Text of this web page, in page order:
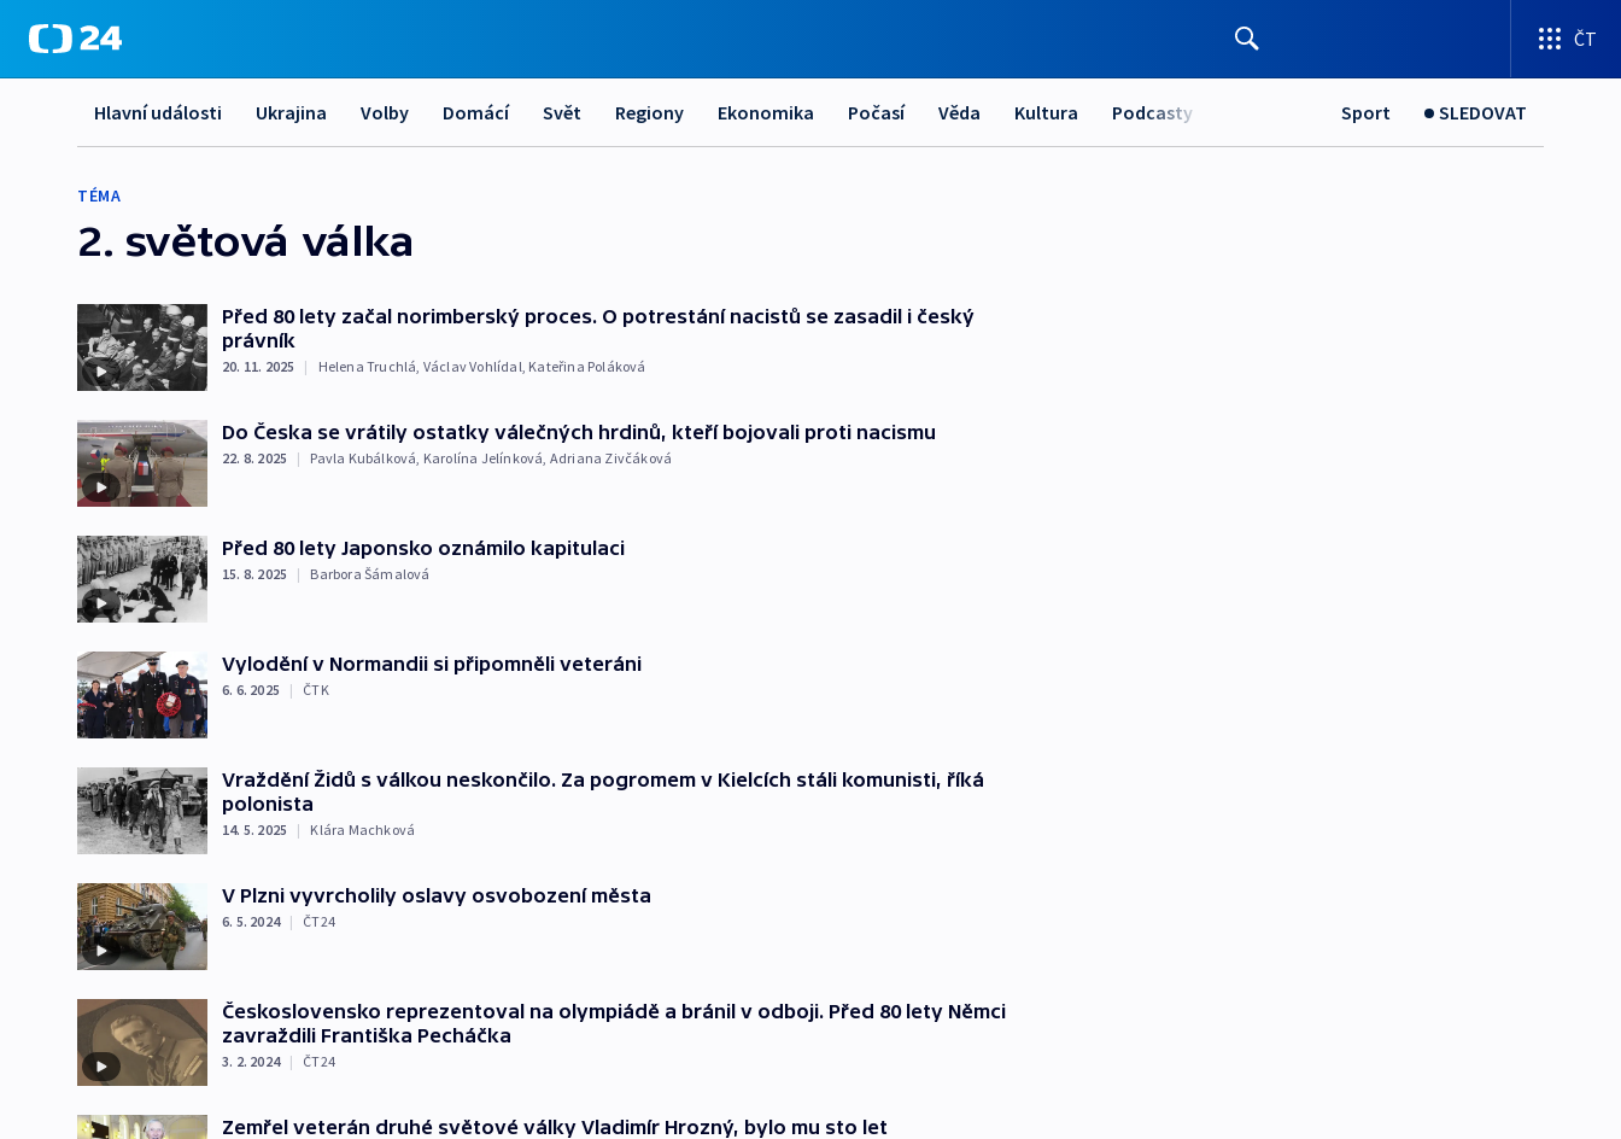
ČT
Hlavní události Ukrajina Volby Domácí Svět Regiony Ekonomika Počasí Věda Kultura Podcasty Sport SLEDOVAT
TÉMA
2. světová válka
Před 80 lety začal norimberský proces. O potrestání nacistů se zasadil i český
právník
20. 11. 2025 | Helena Truchlá, Václav Vohlídal, Kateřina Poláková
Do Česka se vrátily ostatky válečných hrdinů, kteří bojovali proti nacismu
22. 8. 2025 | Pavla Kubálková Karolína Jelínková Adriana Zivčáková
Před 80 lety Japonsko oznámilo kapitulaci
15. 8. 2025 | Barbora Šámalová
Vylodění v Normandii si připomněli veteráni
6. 6. 2025 | ČTK
Vraždění Židů s válkou neskončilo. Za pogromem v Kielcích stáli komunisti, říká
polonista
14. 5. 2025 | Klára Machková
V Plzni vyvrcholily oslavy osvobození města
6. 5. 2024 | ČT24
Československo reprezentoval na olympiádě a bránil v odboji. Před 80 lety Němci
zavraždili Františka Pecháčka
3. 2. 2024 | ČT24
Zemřel veterán druhé světové války Vladimír Hrozný, bylo mu sto let